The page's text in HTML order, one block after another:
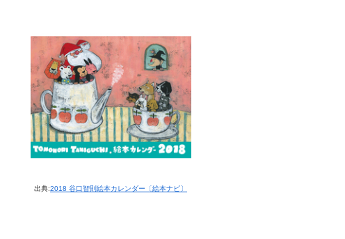
出典:2018 谷口智則絵本カレンダー〔絵本ナビ〕